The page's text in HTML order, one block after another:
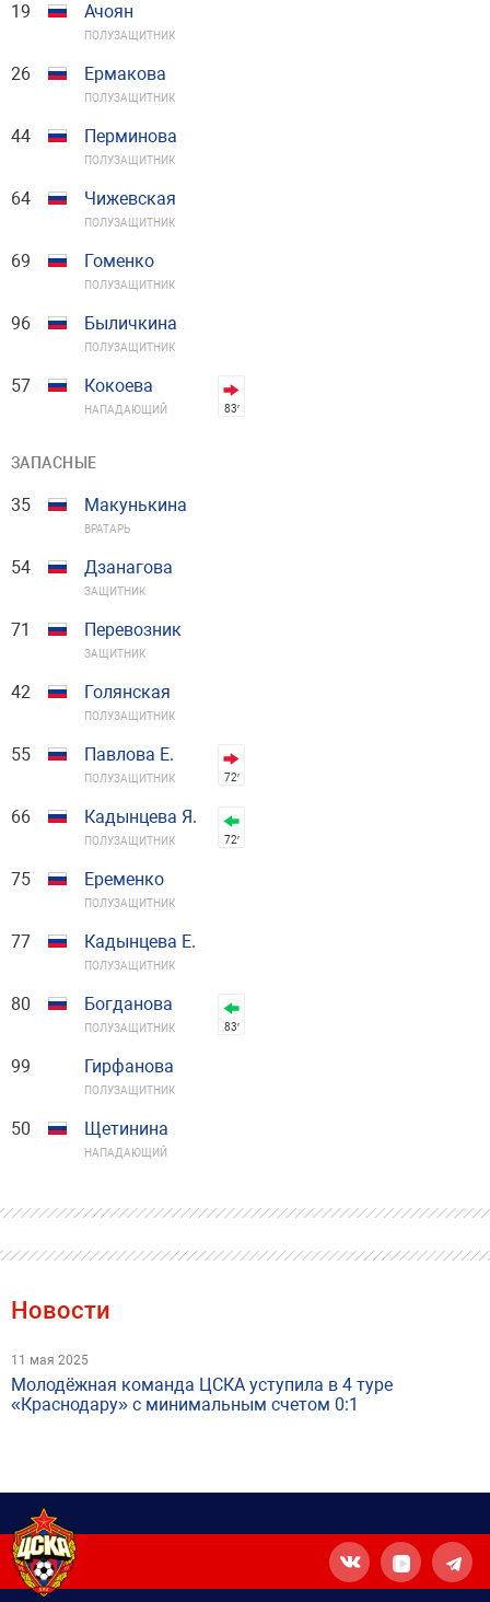
19 Ачоян
ПОЛУЗАЩИТНИК
26 Ермакова
ПОЛУЗАЩИТНИК
44 Перминова
ПОЛУЗАЩИТНИК
64 Чижевская
ПОЛУЗАЩИТНИК
69 Гоменко
ПОЛУЗАЩИТНИК
96 Быличкина
ПОЛУЗАЩИТНИК
57 Кокоева
НАПАДАЮЩИЙ 83′
ЗАПАСНЫЕ
35 Макунькина
ВРАТАРЬ
54 Дзанагова
ЗАЩИТНИК
71 Перевозник
ЗАЩИТНИК
42 Голянская
ПОЛУЗАЩИТНИК
55 Павлова Е.
ПОЛУЗАЩИТНИК 72′
66 Кадынцева Я.
ПОЛУЗАЩИТНИК 72′
75 Еременко
ПОЛУЗАЩИТНИК
77 Кадынцева Е.
ПОЛУЗАЩИТНИК
80 Богданова
ПОЛУЗАЩИТНИК 83′
99 Гирфанова
ПОЛУЗАЩИТНИК
50 Щетинина
НАПАДАЮЩИЙ
Новости
11 мая 2025
Молодёжная команда ЦСКА уступила в 4 туре
«Краснодару» с минимальным счетом 0:1